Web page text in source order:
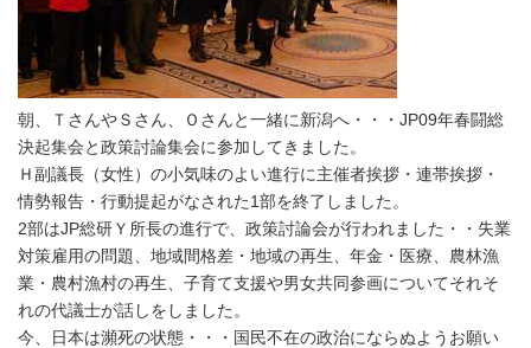
朝、ＴさんやＳさん、Ｏさんと一緒に新潟へ・・・JP09年春闘総
決起集会と政策討論集会に参加してきました。
Ｈ副議長（女性）の小気味のよい進行に主催者挨拶・連帯挨拶・
情勢報告・行動提起がなされた1部を終了しました。
2部はJP総研Ｙ所長の進行で、政策討論会が行われました・・失業
対策雇用の問題、地域間格差・地域の再生、年金・医療、農林漁
業・農村漁村の再生、子育て支援や男女共同参画についてそれそ
れの代議士が話しをしました。
今、日本は瀕死の状態・・・国民不在の政治にならぬようお願い